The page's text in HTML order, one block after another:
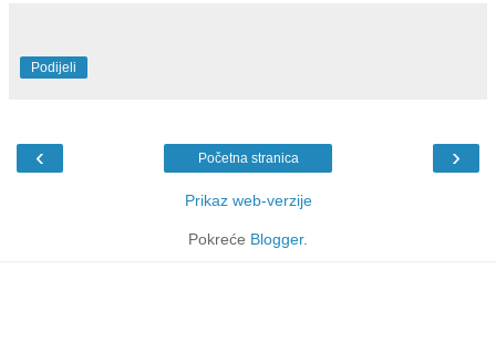
Podijeli
‹ ›
Početna stranica
Prikaz web-verzije
Pokreće Blogger.